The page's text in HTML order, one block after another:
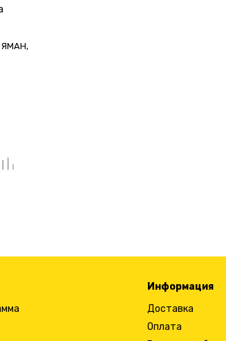
ЯМАН,
Информация
Доставка
Оплата